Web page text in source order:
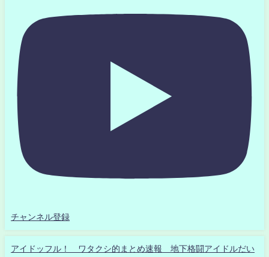
チャンネル登録
アイドッフル！ ワタクシ的まとめ速報 地下格闘アイドルだい